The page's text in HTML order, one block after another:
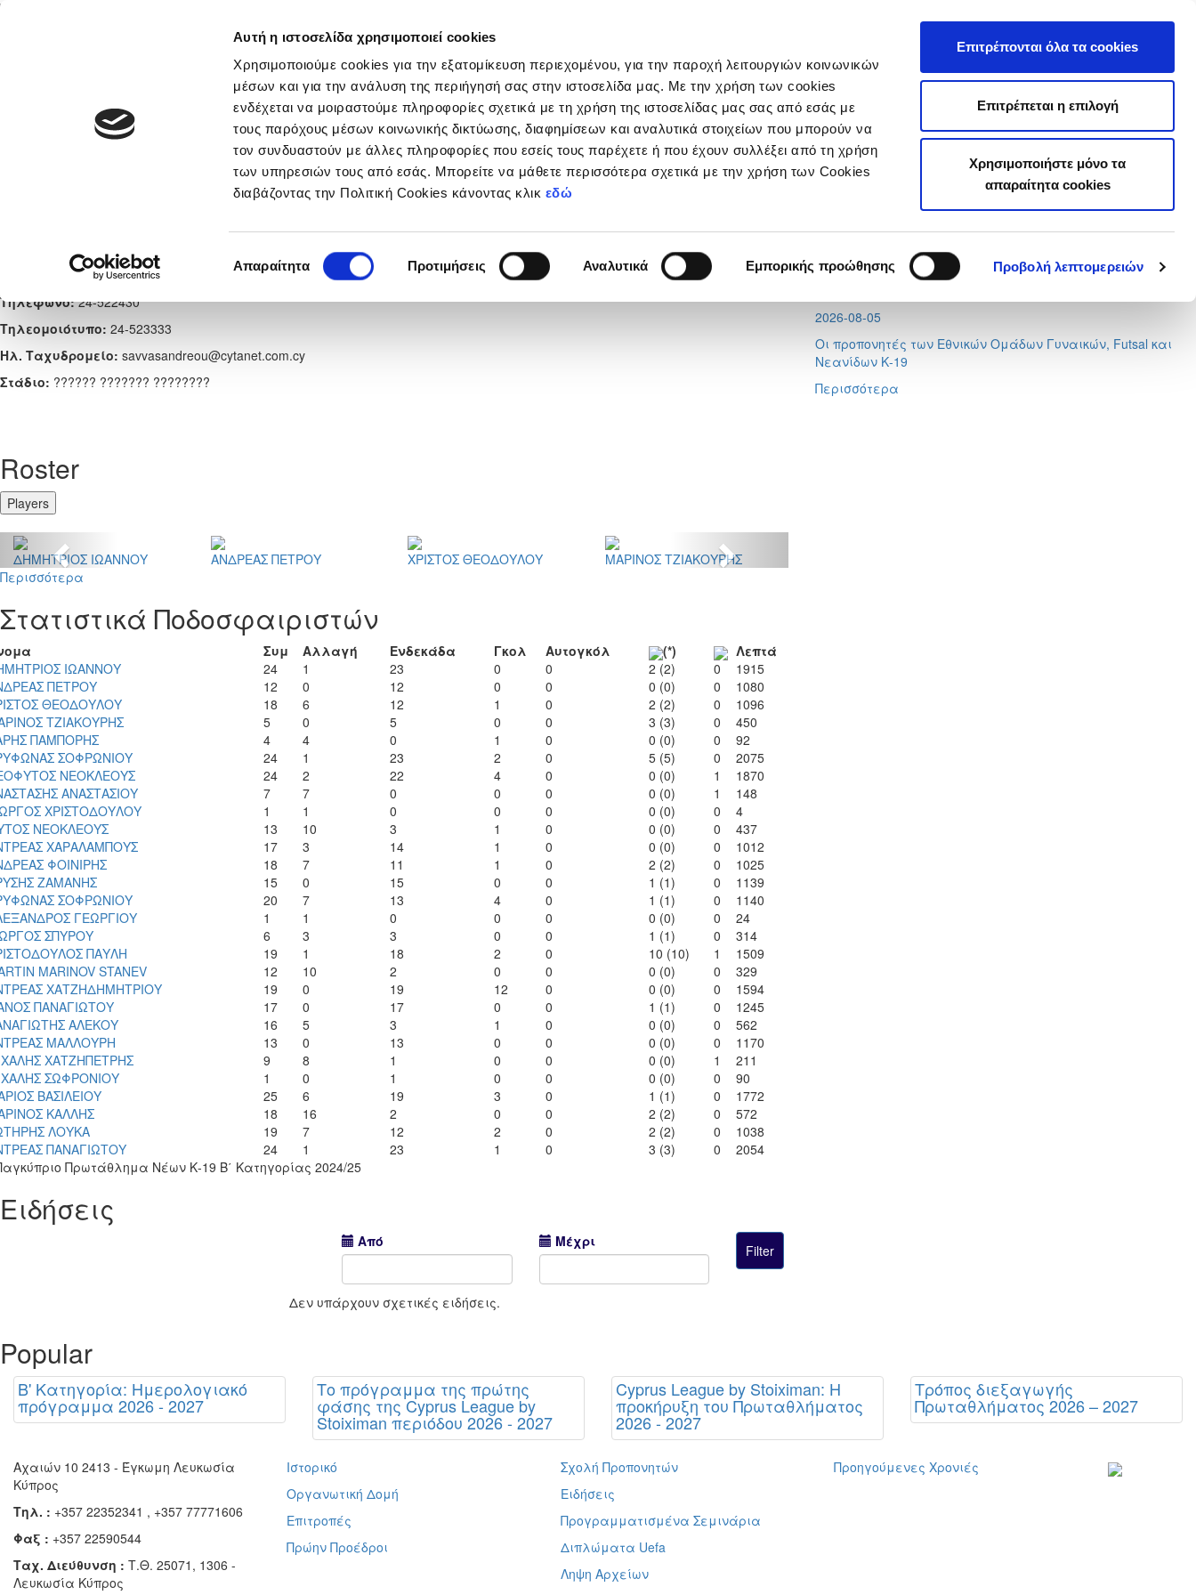
Αυτή η ιστοσελίδα χρησιμοποιεί cookies
Χρησιμοποιούμε cookies για την εξατομίκευση περιεχομένου, για την παροχή λειτουργιών κοινωνικών
μέσων και για την ανάλυση της περιήγησή σας στην ιστοσελίδα μας. Με την χρήση των cookies
ενδέχεται να μοιραστούμε πληροφορίες σχετικά με τη χρήση της ιστοσελίδας μας σας από εσάς με
τους παρόχους μέσων κοινωνικής δικτύωσης, διαφημίσεων και αναλυτικά στοιχείων που μπορούν να
τον συνδυαστούν με άλλες πληροφορίες που εσείς τους παρέχετε ή που έχουν συλλέξει από τη χρήση
των υπηρεσιών τους από εσάς. Μπορείτε να μάθετε περισσότερα σχετικά με την χρήση των Cookies
διαβάζοντας την Πολιτική Cookies κάνοντας κλικ εδώ
συγκατάθεσης
Απαραίτητα Προτιμήσεις Αναλυτικά Εμπορικής προώθησης Προβολή λεπτομερειών
Επιτρέπονται όλα τα cookies
Επιτρέπεται η επιλογή
Χρησιμοποιήστε μόνο τα
απαραίτητα cookies
Νέα & Πληροφορίες Εθνικές Ομάδες Διοργανώσεις
ΑΘΗΑΙΝΟΥ - Παγκύπριο Πρωτάθλημα Νέων Κ-19 Β΄
2024/25
Διεύθυνση:ΑΘΗΑΙΝΟΥ ΛΑΡΝΑΚΑ, ΛΑΡΝΑΚΑ, ΚΥΠΡΟΣ
Τηλέφωνο:24-522430
Tηλεομοιότυπο: 24-523333
Ηλ. Ταχυδρομείο: savvasandreou@cytanet.com.cy
Στάδιο: ?????? ??????? ????????
Roster
Players
ΔΗΜΗΤΡΙΟΣ ΙΩΑΝΝΟΥ ΑΝΔΡΕΑΣ ΠΕΤΡΟΥ ΧΡΙΣΤΟΣ ΘΕΟΔΟΥΛΟΥ ΜΑΡΙΝΟΣ ΤΖΙΑΚΟΥΡΗΣ
Previous Next
Περισσότερα
Στατιστικά Ποδοσφαιριστών
Συμ Αλλαγή Ενδεκάδα Γκολ Αυτογκόλ (*)
Λεπτά
ΙΩΑΝΝΟΥ
24 1 23 0 0 2 (2) 0
1915
ΠΕΤΡΟΥ
12 0 12 0 0 0 (0) 0
1080
ΘΕΟΔΟΥΛΟΥ
18 6 12 1 0 2 (2) 0
1096
ΤΖΙΑΚΟΥΡΗΣ
5 0 5 0 0 3 (3) 0
450
ΠΑΜΠΟΡΗΣ
4 4 0 1 0 0 (0) 0
92
ΣΟΦΡΩΝΙΟΥ
24 1 23 2 0 5 (5) 0
2075
ΝΕΟΚΛΕΟΥΣ
24 2 22 4 0 0 (0) 1
1870
ΑΝΑΣΤΑΣΙΟΥ
7 7 0 0 0 0 (0) 1
148
ΧΡΙΣΤΟΔΟΥΛΟΥ
1 1 0 0 0 0 (0) 0
4
ΝΕΟΚΛΕΟΥΣ
13 10 3 1 0 0 (0) 0
437
ΧΑΡΑΛΑΜΠΟΥΣ
17 3 14 1 0 0 (0) 0
1012
ΦΟΙΝΙΡΗΣ
18 7 11 1 0 2 (2) 0
1025
ΖΑΜΑΝΗΣ
15 0 15 0 0 1 (1) 0
1139
ΣΟΦΡΩΝΙΟΥ
20 7 13 4 0 1 (1) 0
1140
ΓΕΩΡΓΙΟΥ
1 1 0 0 0 0 (0) 0
24
ΣΠΥΡΟΥ
6 3 3 0 0 1 (1) 0
314
ΠΑΥΛΗ
19 1 18 2 0 10 (10) 1
1509
MARINOV STANEV
12 10 2 0 0 0 (0) 0
329
ΧΑΤΖΗΔΗΜΗΤΡΙΟΥ
19 0 19 12 0 0 (0) 0
1594
ΠΑΝΑΓΙΩΤΟΥ
17 0 17 0 0 1 (1) 0
1245
ΑΛΕΚΟΥ
16 5 3 1 0 0 (0) 0
562
ΜΑΛΛΟΥΡΗ
13 0 13 0 0 0 (0) 0
1170
ΧΑΤΖΗΠΕΤΡΗΣ
9 8 1 0 0 0 (0) 1
211
ΣΩΦΡΟΝΙΟΥ
1 0 1 0 0 0 (0) 0
90
ΒΑΣΙΛΕΙΟΥ
25 6 19 3 0 1 (1) 0
1772
ΚΑΛΛΗΣ
18 16 2 0 0 2 (2) 0
572
ΛΟΥΚΑ
19 7 12 2 0 2 (2) 0
1038
ΠΑΝΑΓΙΩΤΟΥ
24 1 23 1 0 3 (3) 0
2054
Πρωτάθλημα Νέων Κ-19 Β΄ Κατηγορίας 2024/25
Ειδήσεις
Από Μέχρι
Δεν υπάρχουν σχετικές ειδήσεις.
Τελευταία Νέα
διαιτητών (κανονισμοί και προϋποθέσεις)
2026-08-06
2026-08-05
Οι προπονητές των Εθνικών Ομάδων Γυναικών, Futsal και
Νεανίδων Κ-19
Περισσότερα
Popular
Β' Κατηγορία: Ημερολογιακό
πρόγραμμα 2026 - 2027
Το πρόγραμμα της πρώτης
φάσης της Cyprus League by
Stoiximan περιόδου 2026 - 2027
Cyprus League by Stoiximan: Η
προκήρυξη του Πρωταθλήματος
2026 - 2027
Τρόπος διεξαγωγής
Πρωταθλήματος 2026 – 2027
Αχαιών 10 2413 - Έγκωμη Λευκωσία
Κύπρος
Τηλ. : +357 22352341 , +357 77771606
Φαξ : +357 22590544
Ταχ. Διεύθυνση : Τ.Θ. 25071, 1306 -
Λευκωσία Κύπρος
Ιστορικό
Οργανωτική Δομή
Επιτροπές
Πρώην Προέδροι
Σχολή Προπονητών
Ειδήσεις
Προγραμματισμένα Σεμινάρια
Διπλώματα Uefa
Ληψη Αρχείων
Προηγούμενες Χρονιές